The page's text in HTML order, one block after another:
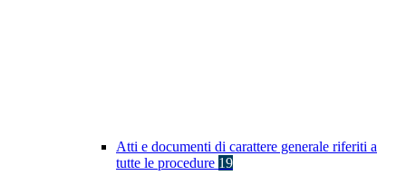
Atti e documenti di carattere generale riferiti a
tutte le procedure 19